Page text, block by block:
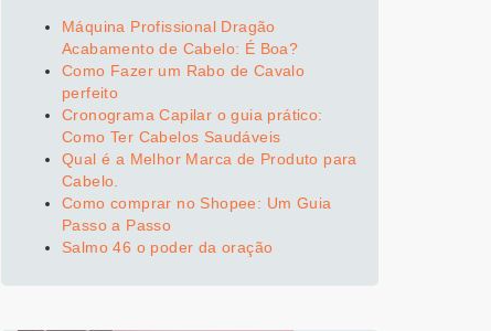
Máquina Profissional Dragão
Acabamento de Cabelo: É Boa?
Como Fazer um Rabo de Cavalo
perfeito
Cronograma Capilar o guia prático:
Como Ter Cabelos Saudáveis
Qual é a Melhor Marca de Produto para
Cabelo.
Como comprar no Shopee: Um Guia
Passo a Passo
Salmo 46 o poder da oração